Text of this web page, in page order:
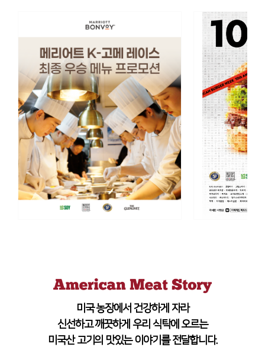
미국 농장에서 건강하게 자라
신선하고 깨끗하게 우리 식탁에 오르는
미국산 고기의 맛있는 이야기를 전달합니다.